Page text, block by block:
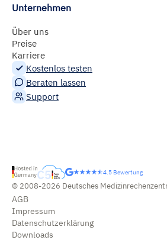
Unternehmen
Über uns
Preise
Karriere
Kostenlos testen
Beraten lassen
Support
4.5 Bewertung
© 2008-2026 Deutsches
AGB
Impressum
Datenschutzerklärung
Downloads